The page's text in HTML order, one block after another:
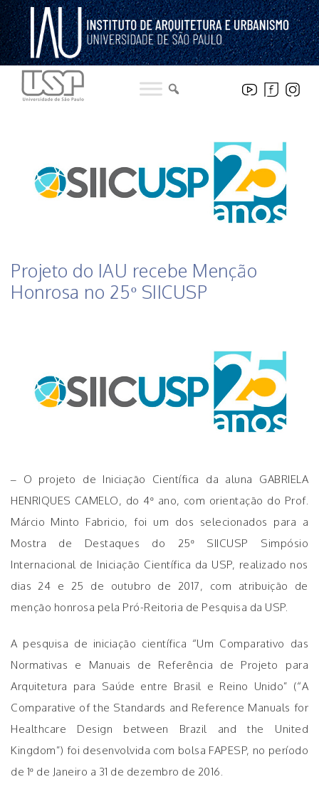
Pular
para
o
conteúdo
Projeto do IAU recebe Menção
Honrosa no 25º SIICUSP
– O projeto de Iniciação Científica da aluna GABRIELA
HENRIQUES CAMELO, do 4º ano, com orientação do Prof.
Márcio Minto Fabricio, foi um dos selecionados para a
Mostra de Destaques do 25º SIICUSP Simpósio
Internacional de Iniciação Científica da USP, realizado nos
dias 24 e 25 de outubro de 2017, com atribuição de
menção honrosa pela Pró-Reitoria de Pesquisa da USP.
A pesquisa de iniciação científica “Um Comparativo das
Normativas e Manuais de Referência de Projeto para
Arquitetura para Saúde entre Brasil e Reino Unido” (“A
Comparative of the Standards and Reference Manuals for
Healthcare Design between Brazil and the United
Kingdom”) foi desenvolvida com bolsa FAPESP, no período
de 1º de Janeiro a 31 de dezembro de 2016.